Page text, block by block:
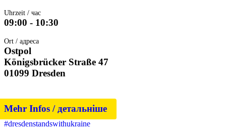
Uhrzeit / час
09:00 - 10:30
Ort / адреса
Ostpol
Königsbrücker Straße 47
01099 Dresden
Mehr Infos / детальніше
#dresdenstandswithukraine